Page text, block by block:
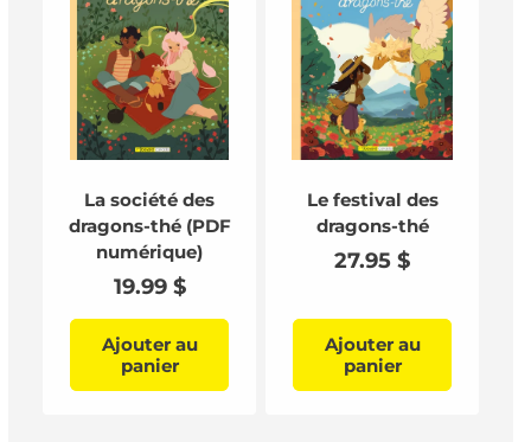
La société des
dragons-thé (PDF
numérique)
Prix
habituel
19.99 $
Ajouter au
panier
Le festival des
dragons-thé
Prix
27.95 $
Ajouter au
panier